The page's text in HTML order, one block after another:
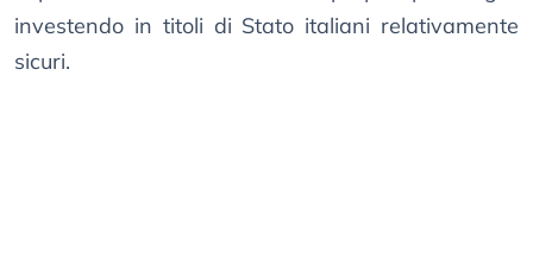
investendo in titoli di Stato italiani relativamente
sicuri.